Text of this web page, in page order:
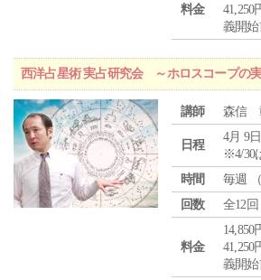
料金
義開始
西洋占星術 実占研究会 ～ホロスコープの
講師 森信
日程
4月 9
※4/30
時間
毎週 （
回数
全12回
料金
義開始